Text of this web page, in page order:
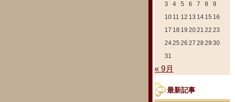
3
4 5 6 7 8
9
10 11 12 13 14 15 16
17 18 19 2021 22 23
2425 26 27 28 29 30
31
« 9月
最新記事